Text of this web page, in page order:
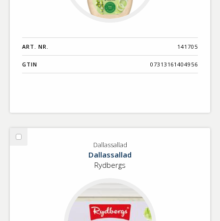
ART. NR. 141705
GTIN 07313161404956
Välj
Dallassallad
Dallassallad
Rydbergs